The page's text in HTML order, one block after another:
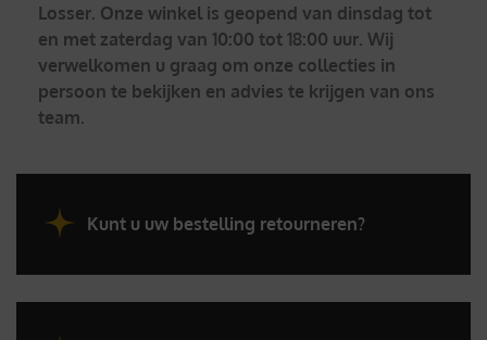
Losser. Onze winkel is geopend van dinsdag tot
en met zaterdag van 10:00 tot 18:00 uur. Wij
verwelkomen u graag om onze collecties in
persoon te bekijken en advies te krijgen van ons
team.
Kunt u uw bestelling retourneren?